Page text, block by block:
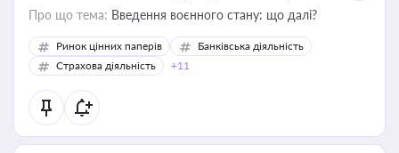
Про що тема: Введення воєнного стану: що далі?
Ринок цінних паперів
Банківська діяльність
Страхова діяльність
+11